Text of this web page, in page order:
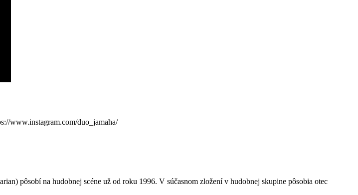
www.instagram.com/duo_jamaha/
pôsobí na hudobnej scéne už od roku 1996. V súčasnom zložení v hudobnej skupine pôsobia otec